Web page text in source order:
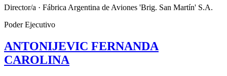
Director/a · Fábrica Argentina de Aviones 'Brig. San Martín' S.A.
Poder Ejecutivo
ANTONIJEVIC FERNANDA
CAROLINA